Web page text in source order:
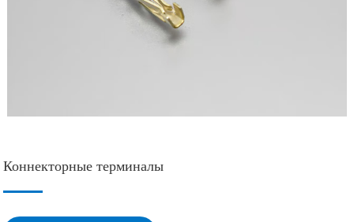
Коннекторные терминалы